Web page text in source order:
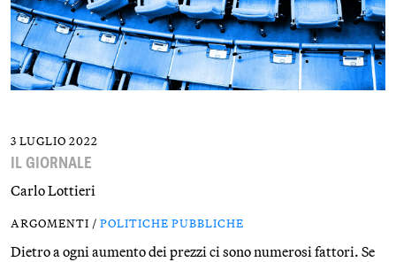
3 LUGLIO 2022
IL GIORNALE
Carlo Lottieri
ARGOMENTI / POLITICHE PUBBLICHE
Dietro a ogni aumento dei prezzi ci sono numerosi fattori. Se